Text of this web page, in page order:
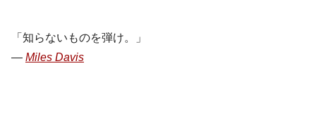
知らないものを弾け。
Miles Davis